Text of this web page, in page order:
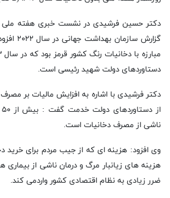
دکتر حسین فرشیدی در نشست خبری هفته ملی
گزارش
دستاوردهای دولت شهید رئیسی است.
دکتر فرشیدی با اشاره به افزایش مالیات بر
ناشی از مصرف دخانیات است.
وی افزود: هزینه ای که از جیب مردم برای خرید
هزینه های زیانبار مرگ و درمان ناشی از
ضرر زیادی به نظام اقتصادی کشور واردمی کند.